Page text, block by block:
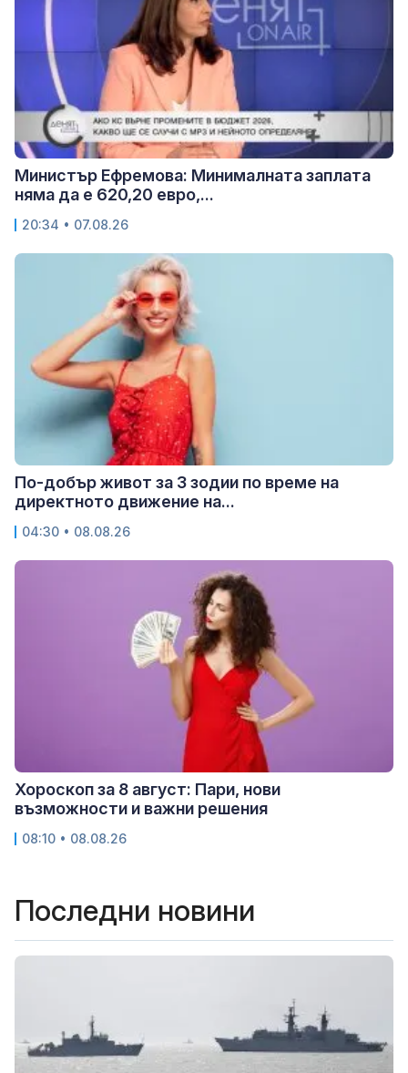
Министър Ефремова: Минималната заплата
няма да е 620,20 евро,...
20:34 • 07.08.26
По-добър живот за 3 зодии по време на
директното движение на...
04:30 • 08.08.26
Хороскоп за 8 август: Пари, нови
възможности и важни решения
08:10 • 08.08.26
Последни новини